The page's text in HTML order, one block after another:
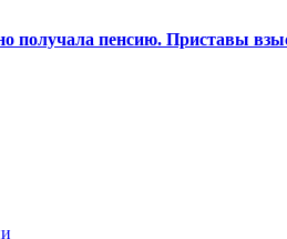
получала пенсию. Приставы